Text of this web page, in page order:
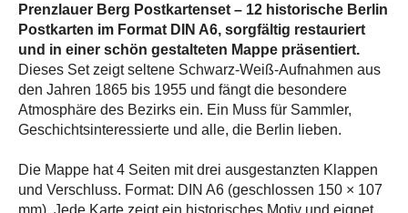
Prenzlauer Berg Postkartenset – 12 historische Berlin
Postkarten im Format DIN A6, sorgfältig restauriert
und in einer schön gestalteten Mappe präsentiert.
Dieses Set zeigt seltene Schwarz-Weiß-Aufnahmen aus
den Jahren 1865 bis 1955 und fängt die besondere
Atmosphäre des Bezirks ein. Ein Muss für Sammler,
Geschichtsinteressierte und alle, die Berlin lieben.
Die Mappe hat 4 Seiten mit drei ausgestanzten Klappen
und Verschluss. Format: DIN A6 (geschlossen 150 × 107
mm). Jede Karte zeigt ein historisches Motiv und eignet